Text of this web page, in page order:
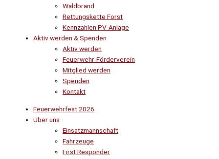
Waldbrand
Rettungskette Forst
Kennzahlen PV-Anlage
Aktiv werden & Spenden
Aktiv werden
Feuerwehr-Förderverein
Mitglied werden
Spenden
Kontakt
Feuerwehrfest 2026
Über uns
Einsatzmannschaft
Fahrzeuge
First Responder